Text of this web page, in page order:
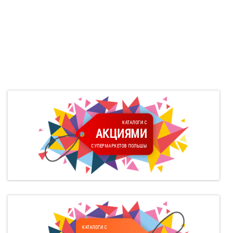
КАТАЛОГИ С
АКЦИЯМИ
СУПЕРМАРКЕТОВ ПОЛЬШЫ
КАТАЛОГИ С